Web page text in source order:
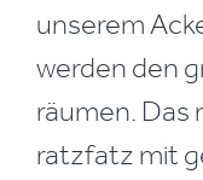
unserem
werden den
räumen. Das
ratzfatz mit